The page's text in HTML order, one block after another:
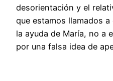
desorientación y el
que estamos llamados
la ayuda de María, no a
por una falsa idea de